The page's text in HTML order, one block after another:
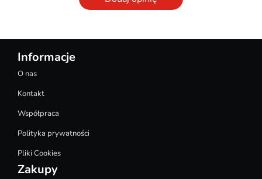
Informacje
O nas
Kontakt
Współpraca
Polityka prywatności
Pliki Cookies
Zakupy